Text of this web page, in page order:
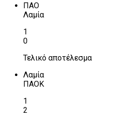
ΠΑΟ
Λαμία
1
0
Τελικό αποτέλεσμα
Λαμία
ΠΑΟΚ
1
2